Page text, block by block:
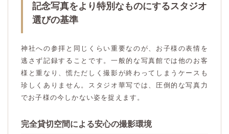
記念写真をより特別なものにするスタジオ
選びの基準
神社への参拝と同じくらい重要なのが、お子様の表情を
逃さず記録することです。一般的な写真館では他のお客
様と重なり、慌ただしく撮影が終わってしまうケースも
珍しくありません。スタジオ華写では、圧倒的な写真力
でお子様の今しかない姿を捉えます。
完全貸切空間による安心の撮影環境